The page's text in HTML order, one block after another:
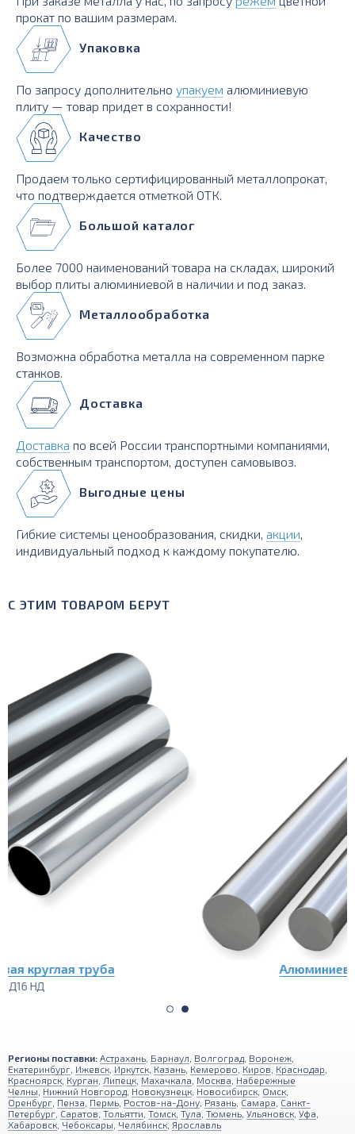
прокат по вашим размерам.
Упаковка
По запросу дополнительно упакуем алюминиевую
плиту — товар придет в сохранности!
Качество
Продаем только сертифицированный металлопрокат,
что подтверждается отметкой ОТК.
Большой каталог
Более 7000 наименований товара на складах, широкий
выбор плиты алюминиевой в наличии и под заказ.
Металлообработка
Возможна обработка металла на современном парке
станков.
Доставка
Доставка по всей России транспортными компаниями,
собственным транспортом, доступен самовывоз.
Выгодные цены
Гибкие системы ценообразования, скидки, акции,
индивидуальный подход к каждому покупателю.
С ЭТИМ ТОВАРОМ БЕРУТ
Алюминиевый пруток (круг)
Регионы поставки: Астрахань Барнаул Волгоград Воронеж
Екатеринбург Ижевск Иркутск Казань Кемерово Киров Краснодар
Красноярск Курган Липецк Махачкала Москва Набережные
Челны Нижний Новгород Новокузнецк Новосибирск Омск
Оренбург Пенза Пермь Ростов-на-Дону Рязань Самара Санкт-
Петербург Саратов Тольятти Томск Тула Тюмень Ульяновск Уфа
Хабаровск Чебоксары Челябинск Ярославль